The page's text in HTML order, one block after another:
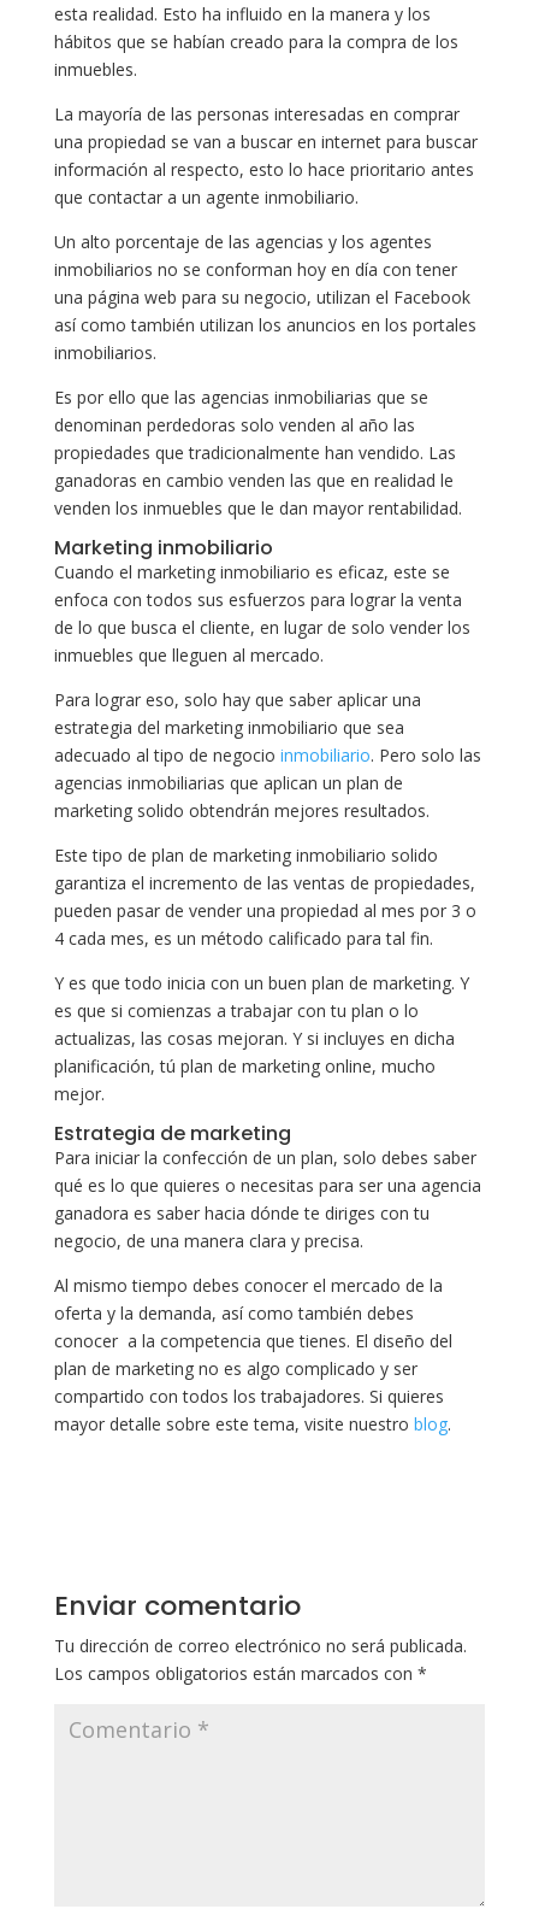
esta realidad. Esto ha influido en la manera y los
hábitos que se habían creado para la compra de los
inmuebles.
La mayoría de las personas interesadas en comprar
una propiedad se van a buscar en internet para buscar
información al respecto, esto lo hace prioritario antes
que contactar a un agente inmobiliario.
Un alto porcentaje de las agencias y los agentes
inmobiliarios no se conforman hoy en día con tener
una página web para su negocio, utilizan el Facebook
así como también utilizan los anuncios en los portales
inmobiliarios.
Es por ello que las agencias inmobiliarias que se
denominan perdedoras solo venden al año las
propiedades que tradicionalmente han vendido. Las
ganadoras en cambio venden las que en realidad le
venden los inmuebles que le dan mayor rentabilidad.
Marketing inmobiliario
Cuando el marketing inmobiliario es eficaz, este se
enfoca con todos sus esfuerzos para lograr la venta
de lo que busca el cliente, en lugar de solo vender los
inmuebles que lleguen al mercado.
Para lograr eso, solo hay que saber aplicar una
estrategia del marketing inmobiliario que sea
adecuado al tipo de negocio inmobiliario. Pero solo las
agencias inmobiliarias que aplican un plan de
marketing solido obtendrán mejores resultados.
Este tipo de plan de marketing inmobiliario solido
garantiza el incremento de las ventas de propiedades,
pueden pasar de vender una propiedad al mes por 3 o
4 cada mes, es un método calificado para tal fin.
Y es que todo inicia con un buen plan de marketing. Y
es que si comienzas a trabajar con tu plan o lo
actualizas, las cosas mejoran. Y si incluyes en dicha
planificación, tú plan de marketing online, mucho
mejor.
Estrategia de marketing
Para iniciar la confección de un plan, solo debes saber
qué es lo que quieres o necesitas para ser una agencia
ganadora es saber hacia dónde te diriges con tu
negocio, de una manera clara y precisa.
Al mismo tiempo debes conocer el mercado de la
oferta y la demanda, así como también debes
conocer a la competencia que tienes. El diseño del
plan de marketing no es algo complicado y ser
compartido con todos los trabajadores. Si quieres
mayor detalle sobre este tema, visite nuestro blog.
Enviar comentario
Tu dirección de correo electrónico no será publicada.
Los campos obligatorios están marcados con *